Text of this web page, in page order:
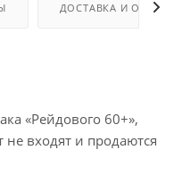
ДОСТАВКА И
«Рейдового 60+»,
входят и продаются